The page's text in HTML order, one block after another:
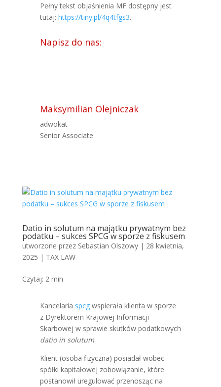
Pełny tekst objaśnienia MF dostępny jest
tutaj: https://tiny.pl/4q4tfgs3.
Napisz do nas:
Maksymilian Olejniczak
adwokat
Senior Associate
Datio in solutum na majątku prywatnym bez
podatku – sukces SPCG w sporze z fiskusem
utworzone przez Sebastian Olszowy| 28 kwietnia,
2025 | TAX LAW
Czytaj: 2 min
Kancelaria spcgwspierała klienta w sporze
z Dyrektorem Krajowej Informacji
Skarbowej w sprawie skutków podatkowych
datio in solutum.
Klient (osoba fizyczna) posiadał wobec
spółki kapitałowej zobowiązanie, które
postanowił uregulować przenosząc na